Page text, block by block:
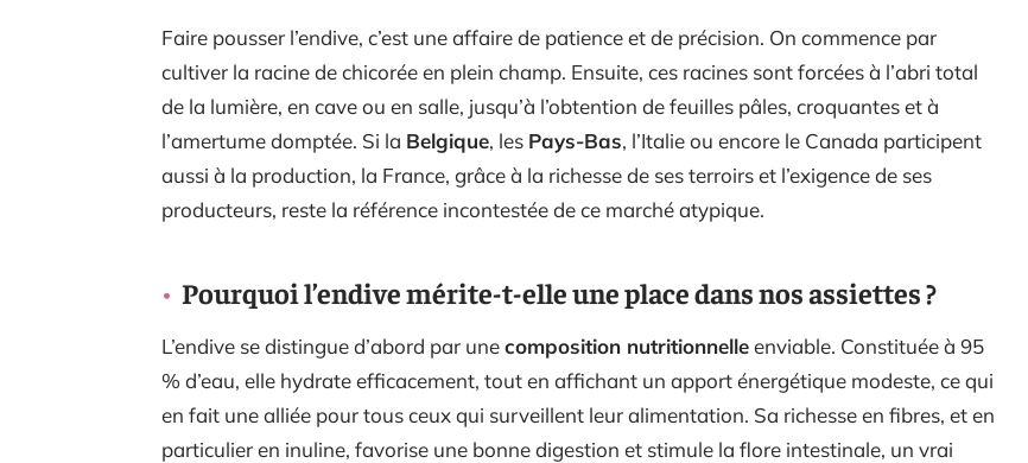
Faire pousser l’endive, c’est une affaire de patience et de précision. On commence par
cultiver la racine de chicorée en plein champ. Ensuite, ces racines sont forcées à l’abri total
de la lumière, en cave ou en salle, jusqu’à l’obtention de feuilles pâles, croquantes et à
l’amertume domptée. Si la Belgique, les Pays-Bas, l’Italie ou encore le Canada participent
aussi à la production, la France, grâce à la richesse de ses terroirs et l’exigence de ses
producteurs, reste la référence incontestée de ce marché atypique.
Pourquoi l’endive mérite-t-elle une place dans nos assiettes ?
L’endive se distingue d’abord par unecomposition nutritionnelleenviable. Constituée à 95
% d’eau, elle hydrate efficacement, tout en affichant un apport énergétique modeste, ce qui
en fait une alliée pour tous ceux qui surveillent leur alimentation. Sa richesse en fibres, et en
particulier en inuline, favorise une bonne digestion et stimule la flore intestinale, un vrai